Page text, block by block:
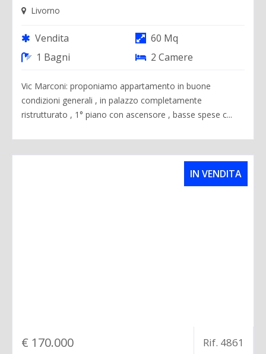
Livorno
Vendita
60 Mq
1 Bagni
2 Camere
Vic Marconi: proponiamo appartamento in buone
condizioni generali , in palazzo completamente
ristrutturato , 1° piano con ascensore , basse spese c...
IN VENDITA
€ 170.000 Rif. 4861